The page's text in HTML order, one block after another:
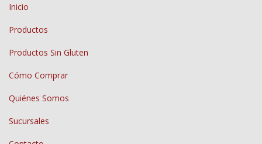
Inicio
Productos
Productos Sin Gluten
Cómo Comprar
Quiénes Somos
Sucursales